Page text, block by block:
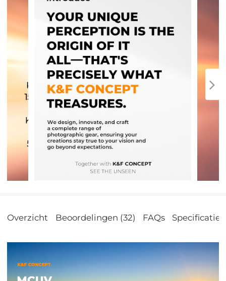
Overzicht Beoordelingen (32) FAQs Specificatie